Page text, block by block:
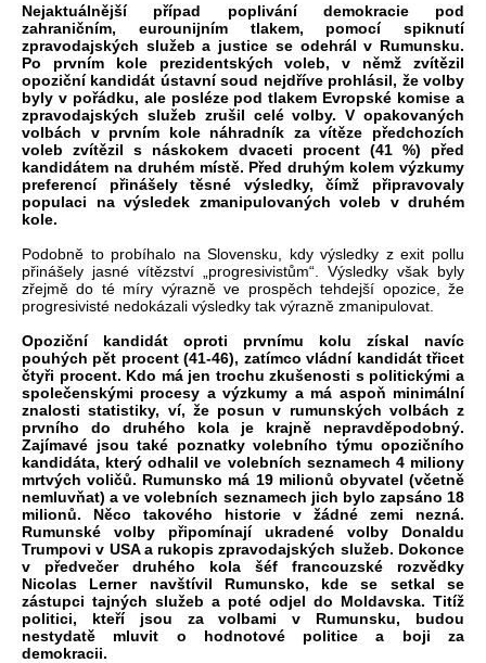
Nejaktuálnější případ poplivání demokracie pod
zahraničním, eurounijním tlakem, pomocí spiknutí
zpravodajských služeb a justice se odehrál v Rumunsku.
Po prvním kole prezidentských voleb, v němž zvítězil
opoziční kandidát ústavní soud nejdříve prohlásil, že volby
byly v pořádku, ale posléze pod tlakem Evropské komise a
zpravodajských služeb zrušil celé volby. V opakovaných
volbách v prvním kole náhradník za vítěze předchozích
voleb zvítězil s náskokem dvaceti procent (41 %) před
kandidátem na druhém místě. Před druhým kolem výzkumy
preferencí přinášely těsné výsledky, čímž připravovaly
populaci na výsledek zmanipulovaných voleb v druhém
kole.
Podobně to probíhalo na Slovensku, kdy výsledky z exit pollu
přinášely jasné vítězství „progresivistům“. Výsledky však byly
zřejmě do té míry výrazně ve prospěch tehdejší opozice, že
progresivisté nedokázali výsledky tak výrazně zmanipulovat.
Opoziční kandidát oproti prvnímu kolu získal navíc
pouhých pět procent (41-46), zatímco vládní kandidát třicet
čtyři procent. Kdo má jen trochu zkušenosti s politickými a
společenskými procesy a výzkumy a má aspoň minimální
znalosti statistiky, ví, že posun v rumunských volbách z
prvního do druhého kola je krajně nepravděpodobný.
Zajímavé jsou také poznatky volebního týmu opozičního
kandidáta, který odhalil ve volebních seznamech 4 miliony
mrtvých voličů. Rumunsko má 19 milionů obyvatel (včetně
nemluvňat) a ve volebních seznamech jich bylo zapsáno 18
milionů. Něco takového historie v žádné zemi nezná.
Rumunské volby připomínají ukradené volby Donaldu
Trumpovi v USA a rukopis zpravodajských služeb. Dokonce
v předvečer druhého kola šéf francouzské rozvědky
Nicolas Lerner navštívil Rumunsko, kde se setkal se
zástupci tajných služeb a poté odjel do Moldavska. Titíž
politici, kteří jsou za volbami v Rumunsku, budou
nestydatě mluvit o hodnotové politice a boji za
demokracii.